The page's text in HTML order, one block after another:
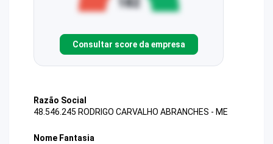
Consultar score da empresa
Razão Social
48.546.245 RODRIGO CARVALHO ABRANCHES - ME
Nome Fantasia